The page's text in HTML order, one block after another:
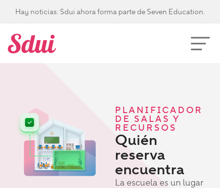
Hay noticias: Sdui ahora forma parte de Seven Education.
PLANIFICADOR
DE SALAS Y
RECURSOS
Quién
reserva
encuentra
La escuela es un lugar